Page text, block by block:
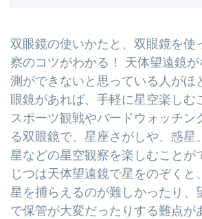
双眼鏡の使いかたと、双眼鏡を使
察のコツがわかる！ 天体望遠鏡
測ができないと思っている人がほ
眼鏡があれば、手軽に星空楽しむ
スポーツ観戦やバードウォッチン
る双眼鏡で、星座さがしや、惑星
星などの星空観察を楽しむことが
じつは天体望遠鏡で星をのぞくと
星を捕らえるのが難しかったり、
で保管が大変だったりする難点が